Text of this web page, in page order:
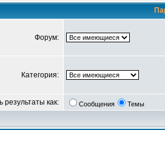
Форум:
Категория:
результаты как: Сообщения Темы